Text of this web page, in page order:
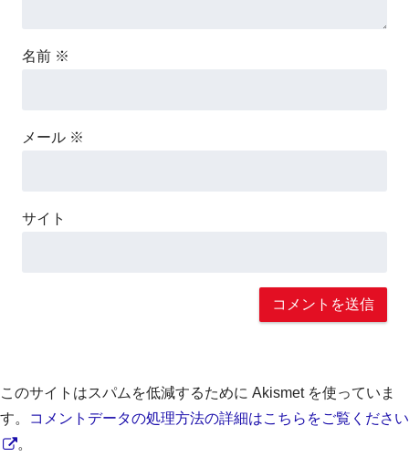
名前 ※
メール ※
サイト
このサイトはスパムを低減するために Akismet を使っていま
す。
コメントデータの処理方法の詳細はこちらをご覧ください
。